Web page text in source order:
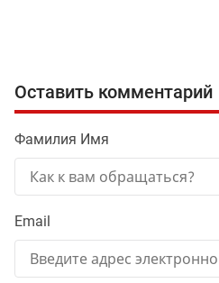
Оставить комментарий
Фамилия Имя
Email